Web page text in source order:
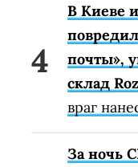
В Киеве
почты»,
склад
враг
За ночь